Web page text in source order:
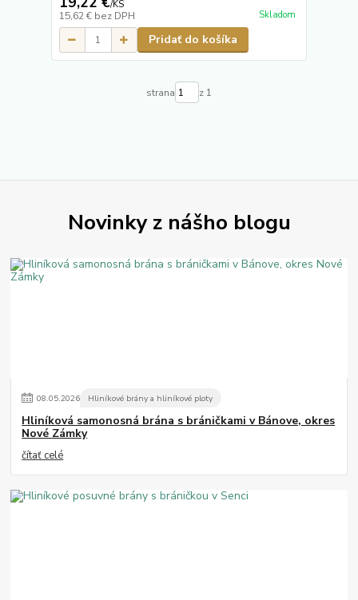
/KS
15,62 € bez DPH Skladom
Pridať do košíka
strana z 1
Novinky z nášho blogu
08.05.2026 Hliníkové brány a hliníkové ploty
Hliníková samonosná brána s bráničkami v Bánove, okres
Nové Zámky
čítať celé